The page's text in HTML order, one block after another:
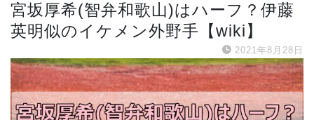
宮坂厚希(智弁和歌山)はハーフ？伊藤
英明似のイケメン外野手【wiki】
2021年8月28日